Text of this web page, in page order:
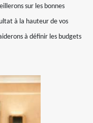
sur les bonnes
à la hauteur de vos
à définir les budgets